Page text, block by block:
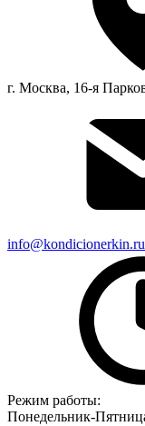
г. Москва, 16-я
info@kondicionerkin.ru
Режим работы:
Понедельник-